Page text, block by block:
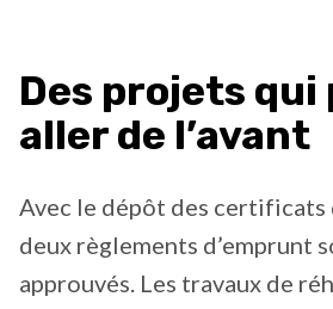
Des projets
aller de l’avant
Avec le dépôt des certificats
deux règlements d’emprunt
approuvés. Les travaux de